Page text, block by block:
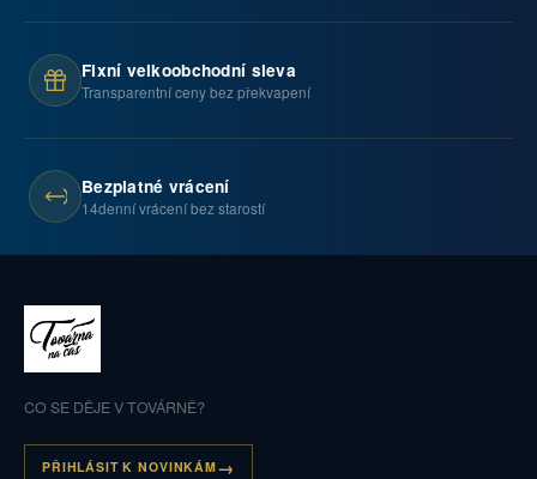
Fixní velkoobchodní sleva
Transparentní ceny bez překvapení
Bezplatné vrácení
14denní vrácení bez starostí
CO SE DĚJE V TOVÁRNĚ?
PŘIHLÁSIT K NOVINKÁM